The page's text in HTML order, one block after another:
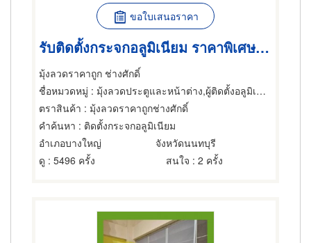
ขอใบเสนอราคา
รับติดตั้งกระจกอลูมิเนียม ราคาพิเศษ นนทบุรี
มุ้งลวดราคาถูก ช่างศักดิ์
ชื่อหมวดหมู่ : มุ้งลวดประตูและหน้าต่าง,ผู้ติดตั้งอลูมิเนียม,ช่างกระจก
ตราสินค้า : มุ้งลวดราคาถูกช่างศักดิ์
คำค้นหา : ติดตั้งกระจกอลูมิเนียม
อำเภอบางใหญ่
จังหวัดนนทบุรี
ดู : 5496 ครั้ง สนใจ : 2 ครั้ง